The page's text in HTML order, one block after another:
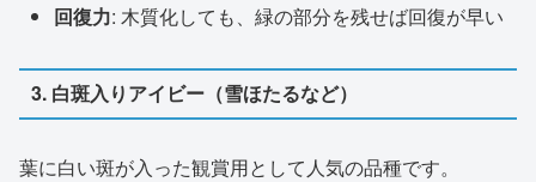
回復力: 木質化しても、緑の部分を残せば回復が早い
3. 白斑入りアイビー（雪ほたるなど）
葉に白い斑が入った観賞用として人気の品種です。